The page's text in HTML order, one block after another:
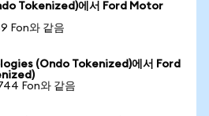
Tokenized)에서 Ford Motor
Fon와 같음
(Ondo Tokenized)에서 Ford
Fon와 같음